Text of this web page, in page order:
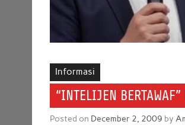
Informasi
“INTELIJEN
Posted on December 2, 2009 by